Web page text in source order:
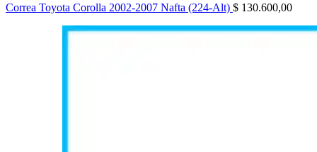
Correa Toyota Corolla 2002-2007 Nafta (224-Alt) $ 130.600,00